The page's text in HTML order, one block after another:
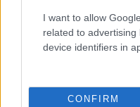
I want to allow
related to
device identifiers in
CONFIRM